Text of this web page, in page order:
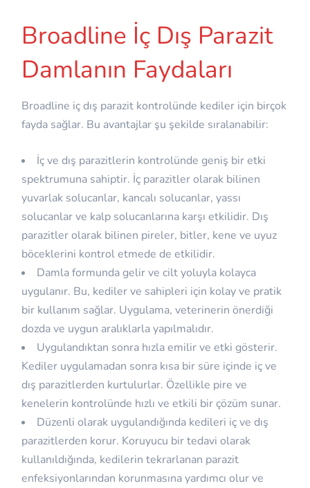
Broadline İç Dış Parazit
Damlanın Faydaları
Broadline iç dış parazit kontrolünde kediler için birçok
fayda sağlar. Bu avantajlar şu şekilde sıralanabilir:
İç ve dış parazitlerin kontrolünde geniş bir etki
spektrumuna sahiptir. İç parazitler olarak bilinen
yuvarlak solucanlar, kancalı solucanlar, yassı
solucanlar ve kalp solucanlarına karşı etkilidir. Dış
parazitler olarak bilinen pireler, bitler, kene ve uyuz
böceklerini kontrol etmede de etkilidir.
Damla formunda gelir ve cilt yoluyla kolayca
uygulanır. Bu, kediler ve sahipleri için kolay ve pratik
bir kullanım sağlar. Uygulama, veterinerin önerdiği
dozda ve uygun aralıklarla yapılmalıdır.
Uygulandıktan sonra hızla emilir ve etki gösterir.
Kediler uygulamadan sonra kısa bir süre içinde iç ve
dış parazitlerden kurtulurlar. Özellikle pire ve
kenelerin kontrolünde hızlı ve etkili bir çözüm sunar.
Düzenli olarak uygulandığında kedileri iç ve dış
parazitlerden korur. Koruyucu bir tedavi olarak
kullanıldığında, kedilerin tekrarlanan parazit
enfeksiyonlarından korunmasına yardımcı olur ve